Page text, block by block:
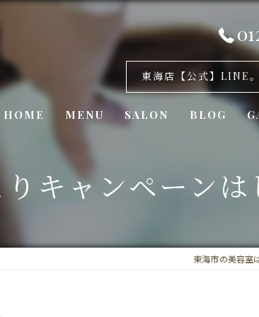
東海店【公式】LINE。
HOME MENU SALON
美容室・カナリア 常滑店
BLOG
キャンペーンは
東海市の美容室